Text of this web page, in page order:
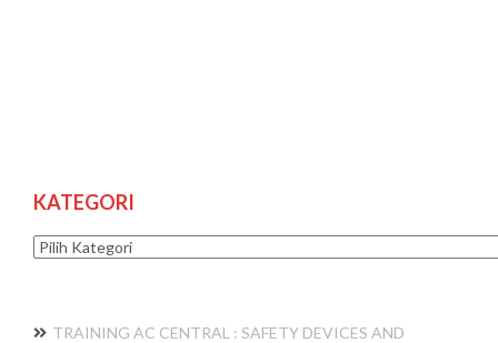
KATEGORI
Kategori
TRAINING AC CENTRAL : SAFETY DEVICES AND